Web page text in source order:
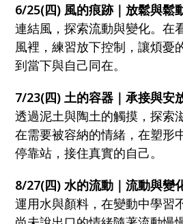
6/25(四) 風的痕跡｜放鬆與鬆
連結風，探索流動與變化。在
風裡，練習放下控制，讓煩憂
到當下與自己同在。
7/23(四) 土的容器｜承接與安
透過泥土與陶土的觸摸，探索
在需要被容納的情緒，在塑形
停靠站，接住真實的自己。
8/27(四) 水的流動｜流動與變
運用水與顏料，在變動中學習